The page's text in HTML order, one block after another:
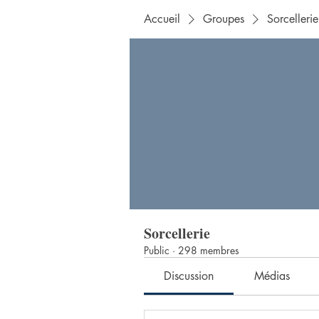
Accueil Groupes Sorcellerie
Sorcellerie
Public · 298 membres
Discussion Médias